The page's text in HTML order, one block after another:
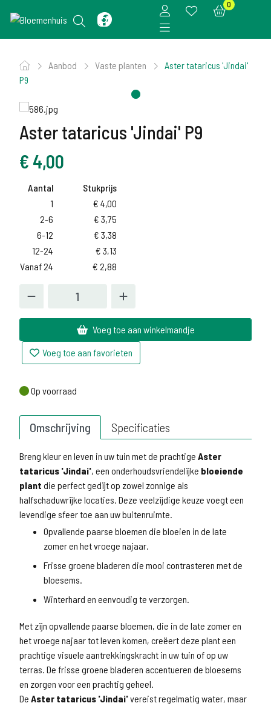
0
Aanbod Vaste planten
Aster tataricus 'Jindai'
P9
Aster tataricus 'Jindai' P9
€ 4,00
Aantal
Stukprijs
1
€ 4,00
2-6
€ 3,75
6-12
€ 3,38
12-24
€ 3,13
Vanaf 24
€ 2,88
Voeg toe aan winkelmandje
Voeg toe aan favorieten
Op voorraad
Op voorraad
Omschrijving Specificaties
Breng kleur en leven in uw tuin met de prachtige Aster
tataricus 'Jindai', een onderhoudsvriendelijke bloeiende
plant die perfect gedijt op zowel zonnige als
halfschaduwrijke locaties. Deze veelzijdige keuze voegt een
levendige sfeer toe aan uw buitenruimte.
Opvallende paarse bloemen die bloeien in de late
zomer en het vroege najaar.
Frisse groene bladeren die mooi contrasteren met de
bloesems.
Winterhard en eenvoudig te verzorgen.
Met zijn opvallende paarse bloemen, die in de late zomer en
het vroege najaar tot leven komen, creëert deze plant een
prachtige visuele aantrekkingskracht in uw tuin of op uw
terras. De frisse groene bladeren accentueren de bloesems
en zorgen voor een prachtig geheel.
De Aster tataricus 'Jindai'vereist regelmatig water, maar